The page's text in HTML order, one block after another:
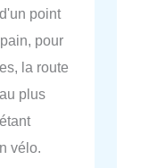
point
pour
la route
plus
vélo.